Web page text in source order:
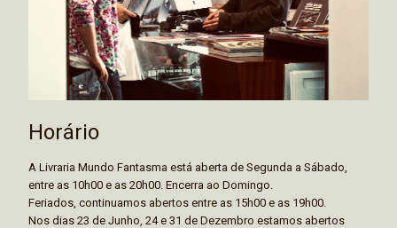
Horário
A Livraria Mundo Fantasma está aberta de Segunda a Sábado,
entre as 10h00 e as 20h00. Encerra ao Domingo.
Feriados, continuamos abertos entre as 15h00 e as 19h00.
Nos dias 23 de Junho, 24 e 31 de Dezembro estamos abertos